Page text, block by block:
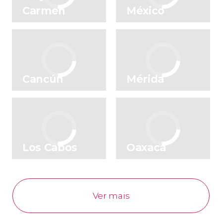
Carmen
México
Cancún Mérida
Los Cabos Oaxaca
Ver mais